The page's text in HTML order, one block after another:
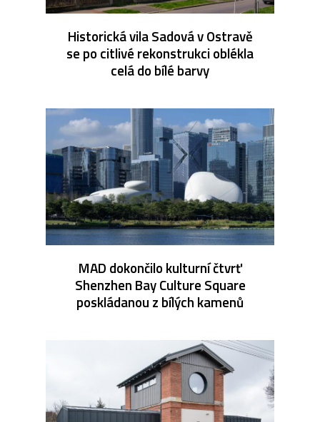
Historická vila Sadová v Ostravě
se po citlivé rekonstrukci oblékla
celá do bílé barvy
MAD dokončilo kulturní čtvrť
Shenzhen Bay Culture Square
poskládanou z bílých kamenů